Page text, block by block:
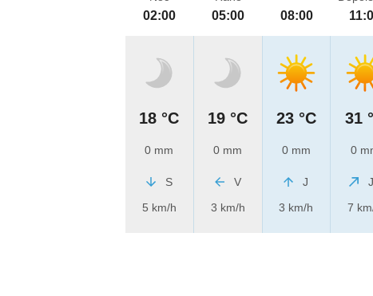
02:00
18 °C
0 mm
S
5 km/h
05:00
19 °C
0 mm
V
3 km/h
08:00
23 °C
0 mm
J
3 km/h
31
0
7